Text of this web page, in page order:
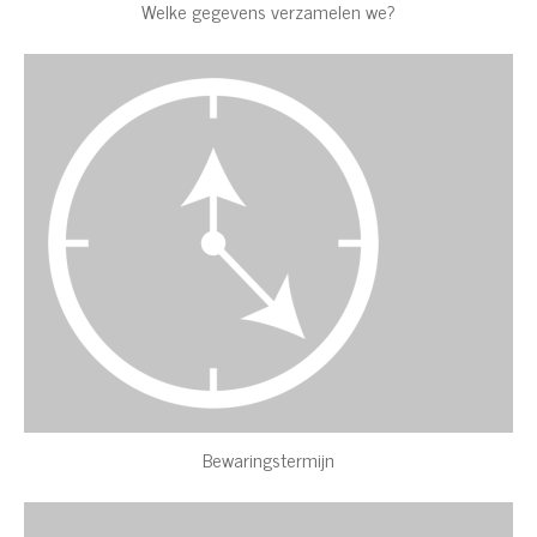
Welke gegevens verzamelen we?
Bewaringstermijn